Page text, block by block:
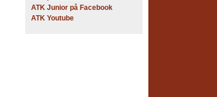
ATK Junior på Facebook
ATK Youtube